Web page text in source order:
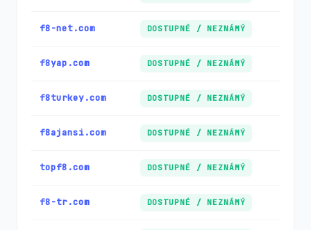
f8-net.com DOSTUPNÉ / NEZNÁMÝ
f8yap.com DOSTUPNÉ / NEZNÁMÝ
f8turkey.com DOSTUPNÉ / NEZNÁMÝ
f8ajansi.com DOSTUPNÉ / NEZNÁMÝ
topf8.com DOSTUPNÉ / NEZNÁMÝ
f8-tr.com DOSTUPNÉ / NEZNÁMÝ